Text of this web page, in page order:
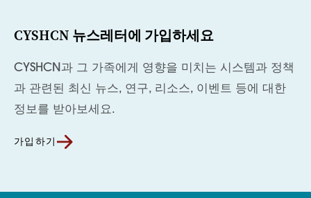
CYSHCN 뉴스레터에 가입하세요
CYSHCN과 그 가족에게 영향을 미치는 시스템과 정책
과 관련된 최신 뉴스, 연구, 리소스, 이벤트 등에 대한
정보를 받아보세요.
가입하기